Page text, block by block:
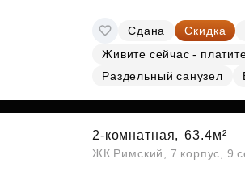
Сдана Скидка
Живите сейчас -
Раздельный санузел
2-комнатная, 63.4м²
ЖК Римский, 7 корпус, 9